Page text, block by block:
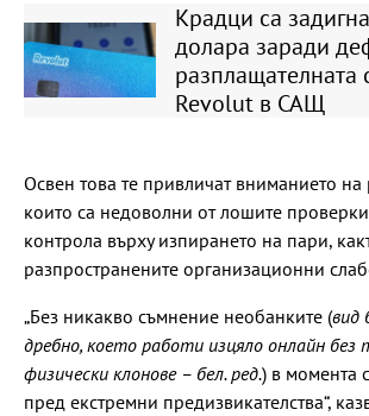
Крадци са
долара заради
разплащателната
Revolut в САЩ
Освен това те привличат вниманието на
които са недоволни от лошите
контрола върху изпирането на пари,
разпространените организационни
„Без никакво съмнение необанките (вид
дребно, което работи изцяло онлайн
физически клонове – бел. ред.) в момента
пред екстремни предизвикателства“,